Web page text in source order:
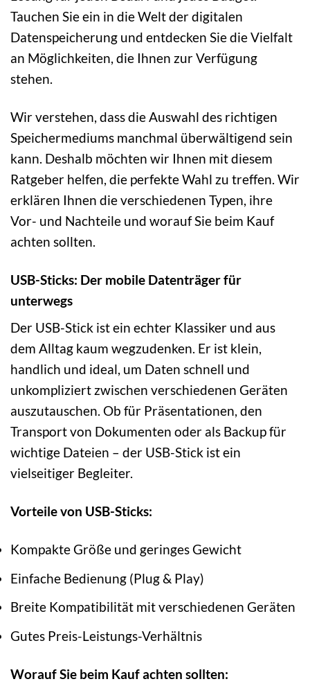
Tauchen Sie ein in die Welt der digitalen
Datenspeicherung und entdecken Sie die Vielfalt
an Möglichkeiten, die Ihnen zur Verfügung
stehen.
Wir verstehen, dass die Auswahl des richtigen
Speichermediums manchmal überwältigend sein
kann. Deshalb möchten wir Ihnen mit diesem
Ratgeber helfen, die perfekte Wahl zu treffen. Wir
erklären Ihnen die verschiedenen Typen, ihre
Vor- und Nachteile und worauf Sie beim Kauf
achten sollten.
USB-Sticks: Der mobile Datenträger für
unterwegs
Der USB-Stick ist ein echter Klassiker und aus
dem Alltag kaum wegzudenken. Er ist klein,
handlich und ideal, um Daten schnell und
unkompliziert zwischen verschiedenen Geräten
auszutauschen. Ob für Präsentationen, den
Transport von Dokumenten oder als Backup für
wichtige Dateien – der USB-Stick ist ein
vielseitiger Begleiter.
Vorteile von USB-Sticks:
Kompakte Größe und geringes Gewicht
Einfache Bedienung (Plug & Play)
Breite Kompatibilität mit verschiedenen Geräten
Gutes Preis-Leistungs-Verhältnis
Worauf Sie beim Kauf achten sollten: